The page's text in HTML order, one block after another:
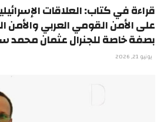
قراءة في كتاب: العلاقات
على الأمن القومي العربي والأمن
بصفة خاصة للجنرال عثمان محمد
يونيو 21, 2026